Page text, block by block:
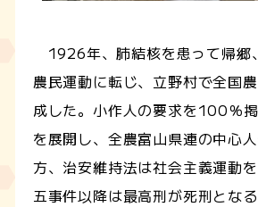
1926年、肺結核を患って帰郷
農民運動に転じ、立野村で全国
成した。小作人の要求を100％
を展開し、全農富山県連の中心
方、治安維持法は社会主義運動
五事件以降は最高刑が死刑とな